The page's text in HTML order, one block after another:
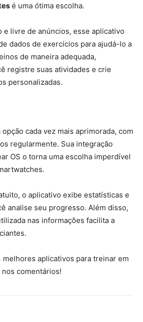
é uma ótima escolha.
e livre de anúncios, esse aplicativo
dados de exercícios para ajudá-lo a
de maneira adequada,
registre suas atividades e crie
personalizadas.
opção cada vez mais aprimorada, com
regularmente. Sua integração
OS o torna uma escolha imperdível
o aplicativo exibe estatísticas e
analise seu progresso. Além disso,
nas informações facilita a
melhores aplicativos para treinar em
nos comentários!